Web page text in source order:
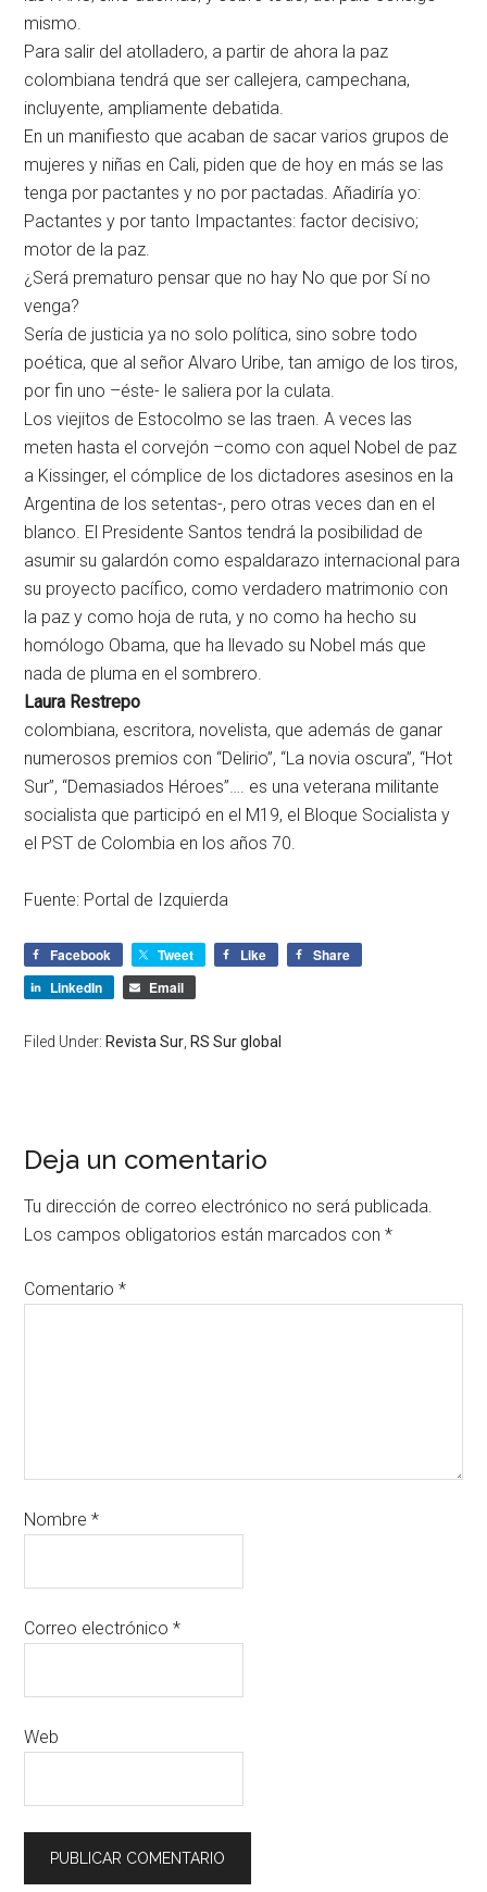
mismo.
Para salir del atolladero, a partir de ahora la paz
colombiana tendrá que ser callejera, campechana,
incluyente, ampliamente debatida.
En un manifiesto que acaban de sacar varios grupos de
mujeres y niñas en Cali, piden que de hoy en más se las
tenga por pactantes y no por pactadas. Añadiría yo:
Pactantes y por tanto Impactantes: factor decisivo;
motor de la paz.
¿Será prematuro pensar que no hay No que por Sí no
venga?
Sería de justicia ya no solo política, sino sobre todo
poética, que al señor Alvaro Uribe, tan amigo de los tiros,
por fin uno –éste- le saliera por la culata.
Los viejitos de Estocolmo se las traen. A veces las
meten hasta el corvejón –como con aquel Nobel de paz
a Kissinger, el cómplice de los dictadores asesinos en la
Argentina de los setentas-, pero otras veces dan en el
blanco. El Presidente Santos tendrá la posibilidad de
asumir su galardón como espaldarazo internacional para
su proyecto pacífico, como verdadero matrimonio con
la paz y como hoja de ruta, y no como ha hecho su
homólogo Obama, que ha llevado su Nobel más que
nada de pluma en el sombrero.
Laura Restrepo
colombiana, escritora, novelista, que además de ganar
numerosos premios con “Delirio”, “La novia oscura”, “Hot
Sur”, “Demasiados Héroes”…. es una veterana militante
socialista que participó en el M19, el Bloque Socialista y
el PST de Colombia en los años 70.
Fuente: Portal de Izquierda
Facebook Tweet Like
Share
LinkedIn
Email
Filed Under: Revista Sur, RS Sur global
Deja un comentario
Tu dirección de correo electrónico no será publicada.
Los campos obligatorios están marcados con*
Comentario*
Nombre*
Correo electrónico*
Web